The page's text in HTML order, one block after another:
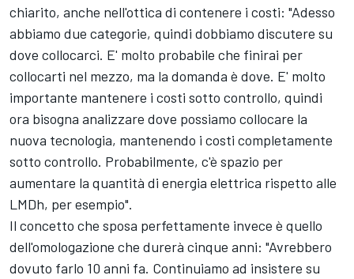
chiarito, anche nell'ottica di contenere i costi: "Adesso
abbiamo due categorie, quindi dobbiamo discutere su
dove collocarci. E' molto probabile che finirai per
collocarti nel mezzo, ma la domanda è dove. E' molto
importante mantenere i costi sotto controllo, quindi
ora bisogna analizzare dove possiamo collocare la
nuova tecnologia, mantenendo i costi completamente
sotto controllo. Probabilmente, c'è spazio per
aumentare la quantità di energia elettrica rispetto alle
LMDh, per esempio".
Il concetto che sposa perfettamente invece è quello
dell'omologazione che durerà cinque anni: "Avrebbero
dovuto farlo 10 anni fa. Continuiamo ad insistere su